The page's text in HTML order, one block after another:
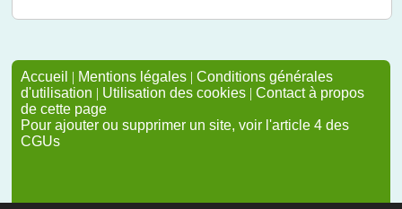
Accueil | Mentions légales | Conditions générales
d'utilisation | Utilisation des cookies | Contact à propos
de cette page
Pour ajouter ou supprimer un site, voir l'article 4 des
CGUs